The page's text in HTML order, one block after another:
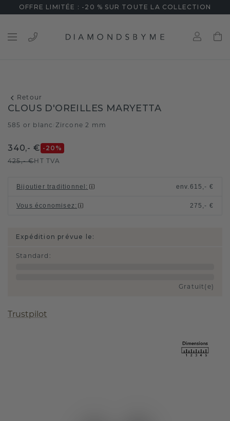
OFFRE LIMITÉE : -20 % SUR TOUTE LA COLLECTION
Retour
CLOUS D'OREILLES MARYETTA
585 or blanc Zircone 2 mm
340,- € -20 %
425,- €HT TVA
Bijoutier traditionnel : env. 615,- €
Vous économisez: 275,- €
Expédition prévue le:
Standard :
Gratuit(e)
Trustpilot